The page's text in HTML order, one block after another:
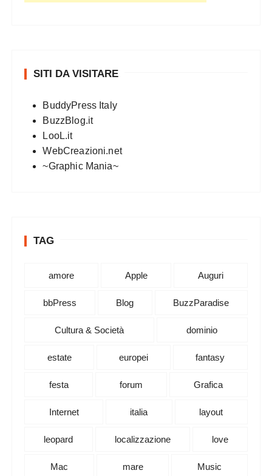
SITI DA VISITARE
BuddyPress Italy
BuzzBlog.it
LooL.it
WebCreazioni.net
~Graphic Mania~
TAG
amore Apple Auguri
bbPress Blog BuzzParadise
Cultura & Società dominio
estate europei fantasy
festa forum Grafica
Internet italia layout
leopard localizzazione love
Mac mare Music